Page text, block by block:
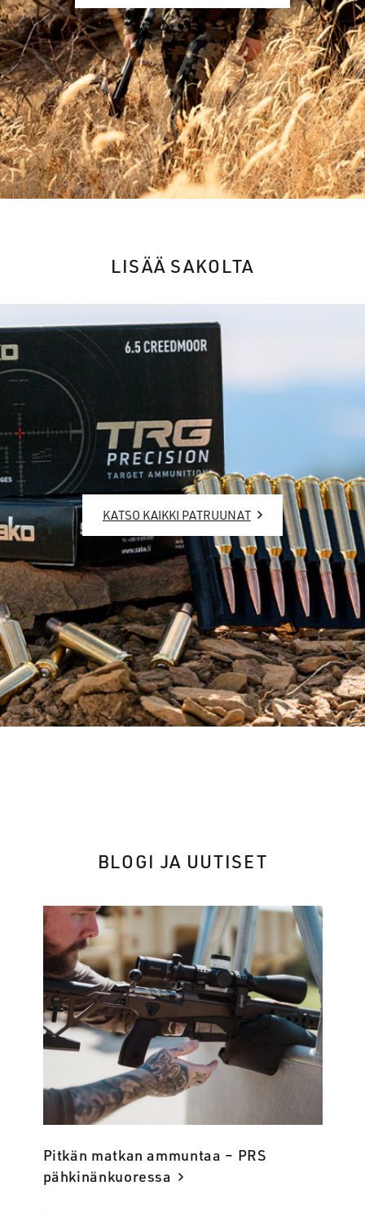
LISÄÄ SAKOLTA
KATSO KAIKKI PATRUUNAT
BLOGI JA UUTISET
Pitkän matkan ammuntaa – PRS
pähkinänkuoressa